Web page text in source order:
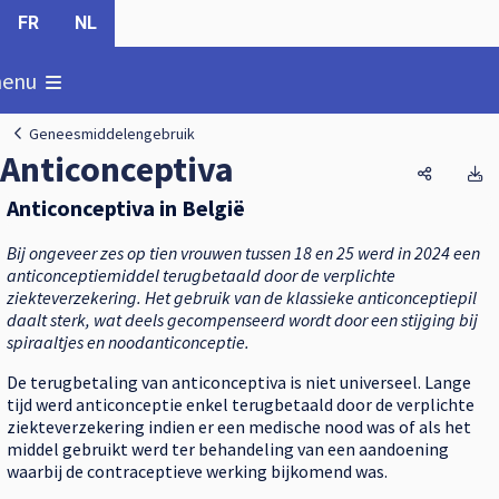
FR NL
Geneesmiddelengebruik
Anticonceptiva
Anticonceptiva in België
Bij ongeveer zes op tien vrouwen tussen 18 en 25 werd in 2024 een
anticonceptiemiddel terugbetaald door de verplichte
ziekteverzekering. Het gebruik van de klassieke anticonceptiepil
daalt sterk, wat deels gecompenseerd wordt door een stijging bij
spiraaltjes en noodanticonceptie.
De terugbetaling van anticonceptiva is niet universeel. Lange
tijd werd anticonceptie enkel terugbetaald door de verplichte
ziekteverzekering indien er een medische nood was of als het
middel gebruikt werd ter behandeling van een aandoening
waarbij de contraceptieve werking bijkomend was.